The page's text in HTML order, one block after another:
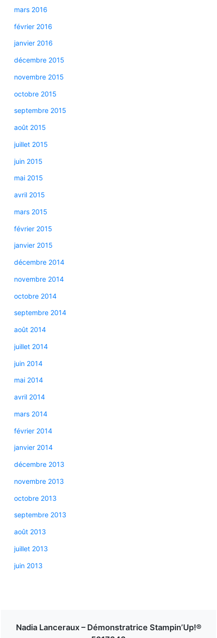
mars 2016
février 2016
janvier 2016
décembre 2015
novembre 2015
octobre 2015
septembre 2015
août 2015
juillet 2015
juin 2015
mai 2015
avril 2015
mars 2015
février 2015
janvier 2015
décembre 2014
novembre 2014
octobre 2014
septembre 2014
août 2014
juillet 2014
juin 2014
mai 2014
avril 2014
mars 2014
février 2014
janvier 2014
décembre 2013
novembre 2013
octobre 2013
septembre 2013
août 2013
juillet 2013
juin 2013
Nadia Lanceraux – Démonstratrice Stampin’Up!®